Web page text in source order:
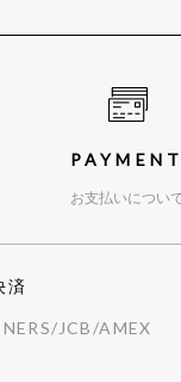
PAYMENT
お支払いについ
済
JCB/AMEX